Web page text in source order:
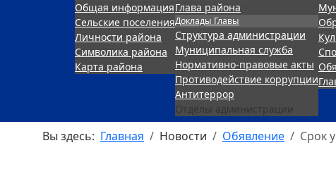
Общая информация
Сельские поселения
Личности района
Символика района
Карта района
Глава района
Доклады Главы
Структура администрации
Муниципальная служба
Нормативно-правовые акты
Противодействие коррупции
Антитеррор
Отделы администрации
Вы здесь: Главная Новости Обявление Срок